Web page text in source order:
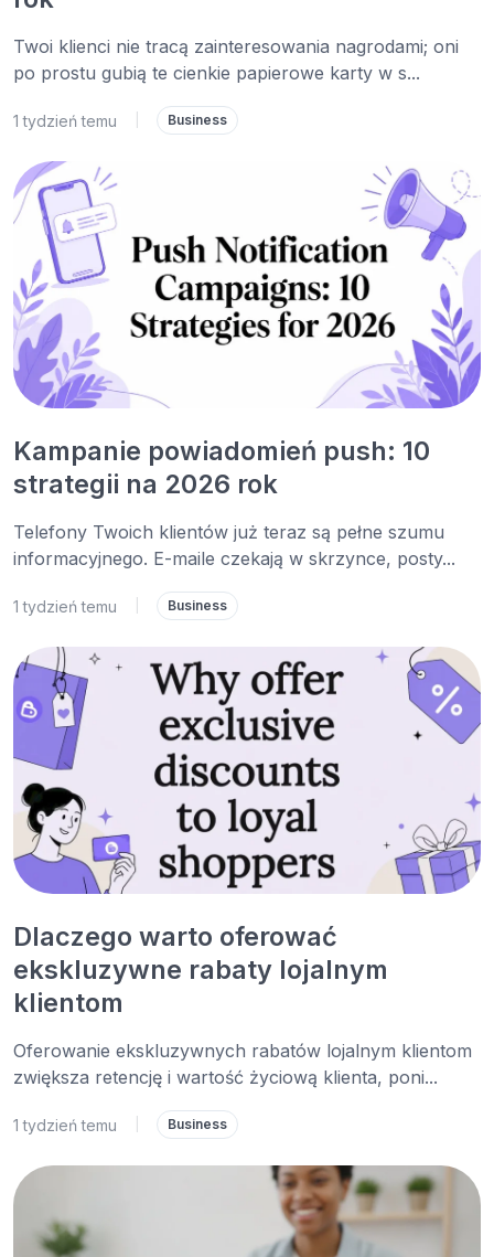
Twoi klienci nie tracą zainteresowania nagrodami; oni
po prostu gubią te cienkie papierowe karty w s...
1 tydzień temu Business
Kampanie powiadomień push: 10
strategii na 2026 rok
Telefony Twoich klientów już teraz są pełne szumu
informacyjnego. E-maile czekają w skrzynce, posty...
1 tydzień temu Business
Dlaczego warto oferować
ekskluzywne rabaty lojalnym
klientom
Oferowanie ekskluzywnych rabatów lojalnym klientom
zwiększa retencję i wartość życiową klienta, poni...
1 tydzień temu Business